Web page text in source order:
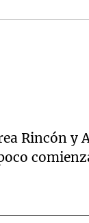
Rincón y